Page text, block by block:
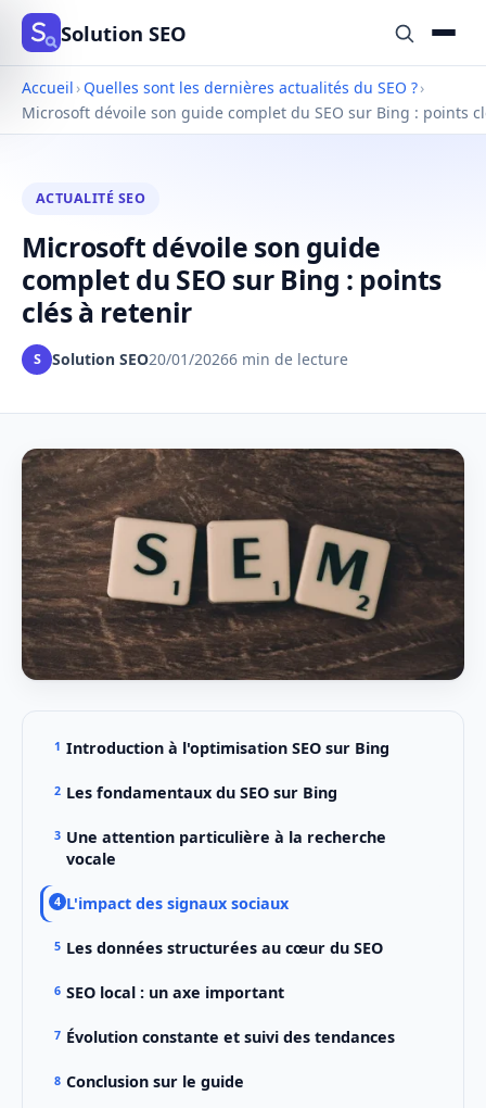
Solution SEO
Accueil › Quelles sont les dernières actualités du SEO ?›
Microsoft dévoile son guide complet du SEO sur Bing : points
ACTUALITÉ SEO
Microsoft dévoile son guide
complet du SEO sur Bing : points
clés à retenir
S Solution SEO20/01/20266 min de lecture
Introduction à l'optimisation SEO sur Bing
Les fondamentaux du SEO sur Bing
Une attention particulière à la recherche
vocale
L'impact des signaux sociaux
Les données structurées au cœur du SEO
SEO local : un axe important
Évolution constante et suivi des tendances
Conclusion sur le guide